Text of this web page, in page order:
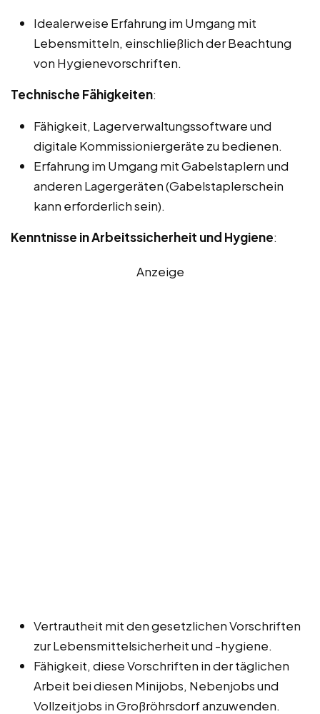
Idealerweise Erfahrung im Umgang mit
Lebensmitteln, einschließlich der Beachtung
von Hygienevorschriften.
Technische Fähigkeiten:
Fähigkeit, Lagerverwaltungssoftware und
digitale Kommissioniergeräte zu bedienen.
Erfahrung im Umgang mit Gabelstaplern und
anderen Lagergeräten (Gabelstaplerschein
kann erforderlich sein).
Kenntnisse in Arbeitssicherheit und Hygiene:
Anzeige
Vertrautheit mit den gesetzlichen Vorschriften
zur Lebensmittelsicherheit und -hygiene.
Fähigkeit, diese Vorschriften in der täglichen
Arbeit bei diesen Minijobs, Nebenjobs und
Vollzeitjobs in Großröhrsdorf anzuwenden.